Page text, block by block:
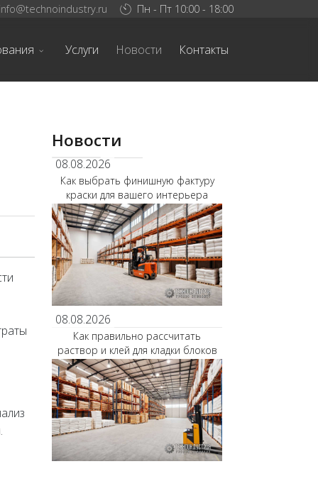
info@technoindustry.ru Пн - Пт 10:00 - 18:00
Услуги Новости Контакты
Новости
08.08.2026
Как выбрать финишную фактуру
краски для вашего интерьера
08.08.2026
Как правильно рассчитать
раствор и клей для кладки блоков